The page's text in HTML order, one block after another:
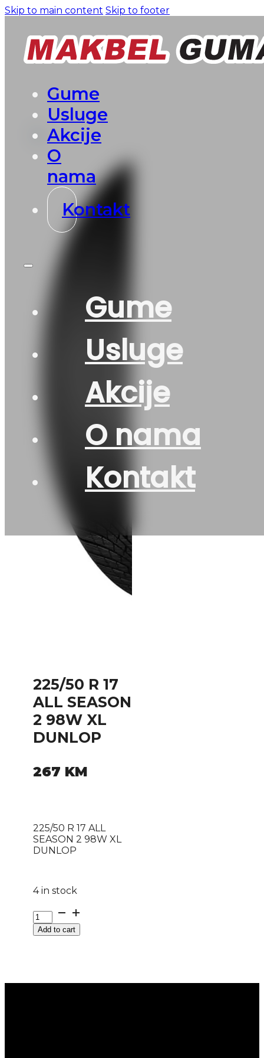
Skip to main content Skip to footer
Gume
Usluge
Akcije
O
nama
Kontakt
Gume
Usluge
Akcije
O nama
Kontakt
225/50 R 17
ALL SEASON
2 98W XL
DUNLOP
267 KM
225/50 R 17 ALL
SEASON 2 98W XL
DUNLOP
4 in stock
225/50
R
17Add to cart